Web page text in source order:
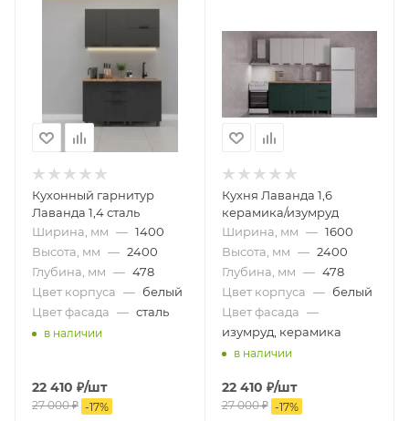
Кухонный гарнитур
Лаванда 1,4 сталь
Ширина, мм — 1400
Высота, мм — 2400
Глубина, мм — 478
Цвет корпуса — белый
Цвет фасада — сталь
в наличии
22 410 ₽/шт
27 000₽ -17%
Кухня Лаванда 1,6
керамика/изумруд
Ширина, мм — 1600
Высота, мм — 2400
Глубина, мм — 478
Цвет корпуса — белый
Цвет фасада —
изумруд, керамика
в наличии
22 410 ₽/шт
27 000₽ -17%